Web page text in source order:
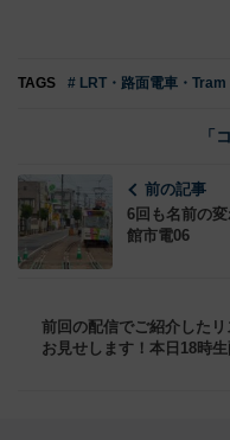
TAGS # LRT・路面電車・Tram
「
前の記事
6回も名前の
館市電06
前回の配信でご紹介した
お見せします！本日18時生